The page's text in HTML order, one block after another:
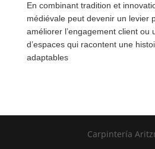
En combinant tradition et
médiévale peut devenir un levier
améliorer l’engagement client ou
d’espaces qui racontent une
adaptables
Carpintería